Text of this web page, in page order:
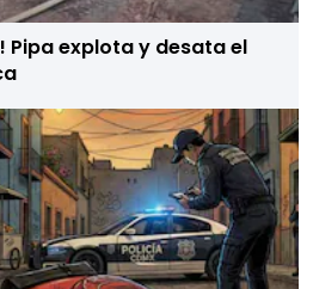
Pipa explota y desata el